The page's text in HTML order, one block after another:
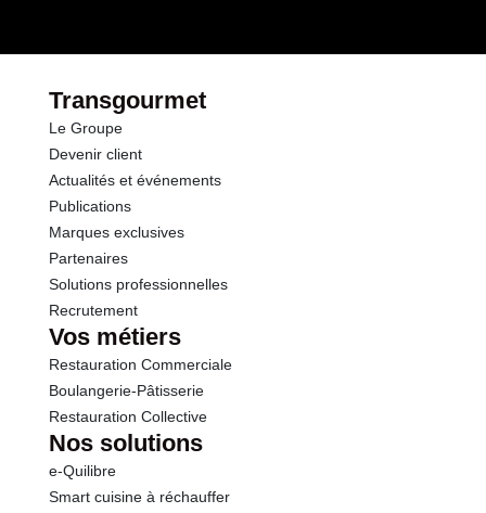
Protéines
Sel
Transgourmet
Le Groupe
Devenir client
Actualités et événements
Publications
Marques exclusives
Partenaires
Solutions professionnelles
Recrutement
Vos métiers
Restauration Commerciale
Boulangerie-Pâtisserie
Restauration Collective
Nos solutions
e-Quilibre
Smart cuisine à réchauffer